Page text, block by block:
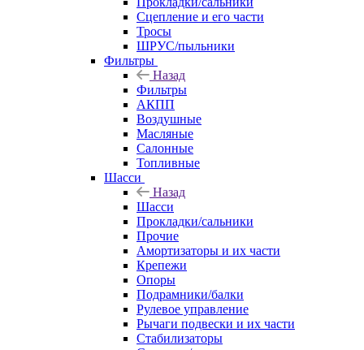
Сцепление и его части
Тросы
ШРУС/пыльники
Фильтры
Назад
Фильтры
АКПП
Воздушные
Масляные
Салонные
Топливные
Шасси
Назад
Шасси
Прокладки/сальники
Прочие
Амортизаторы и их части
Крепежи
Опоры
Подрамники/балки
Рулевое управление
Рычаги подвески и их части
Стабилизаторы